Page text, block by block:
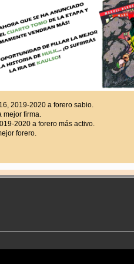
2019-2020 a forero sabio.
mejor firma.
2020 a forero más activo.
forero.